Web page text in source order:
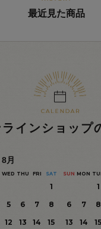
最近見た商品
インショップ
8月
WED THU FRI SAT
1
5 6 7
8
12 13 14
15
SUN MON
1
6
7 8
13
14 15